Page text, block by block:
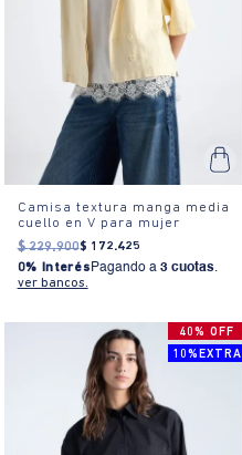
Camisa textura manga media
cuello en V para mujer
$ 229.900$ 172.425
0% InterésPagando a 3 cuotas.
ver bancos.
40% OFF
10%EXTRA